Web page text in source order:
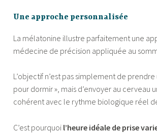
Une approche personnalisée
La mélatonine illustre parfaitement une
médecine de précision appliquée au
L’objectif n’est pas simplement de
pour dormir », mais d’envoyer au cerveau
cohérent avec le rythme biologique réel
C’est pourquoi l’heure idéale de prise